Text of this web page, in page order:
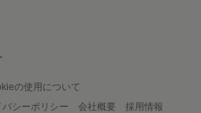
の使用について
バシーポリシー 会社概要
採用情報